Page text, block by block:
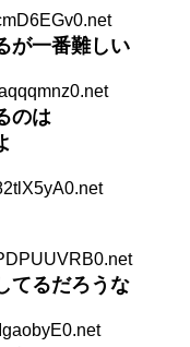
が一番難しい
のは
てるだろうな